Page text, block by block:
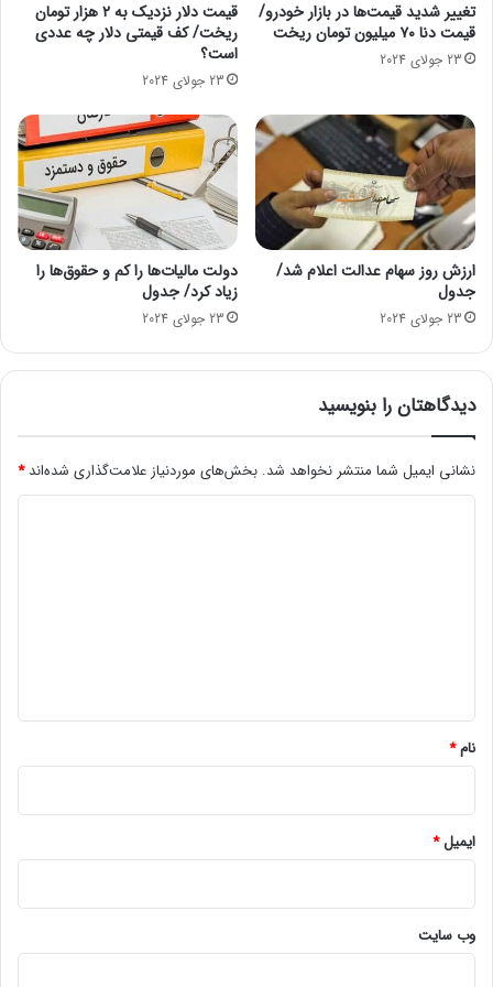
ا
م
ک
ل
ا
د
ی
س
ت
؟
تغییر شدید قیمت‌ها در بازار خودرو/
قیمت دنا ۷۰ میلیون تومان ریخت
23 جولای 2024
قیمت دلار نزدیک به ۲ هزار تومان
ریخت/ کف قیمتی دلار چه عددی
است؟
23 جولای 2024
ارزش روز سهام عدالت اعلام شد/
جدول
23 جولای 2024
دولت مالیات‌ها را کم و حقوق‌ها را
زیاد کرد/ جدول
23 جولای 2024
دیدگاهتان را بنویسید
نشانی ایمیل شما منتشر نخواهد شد. بخش‌های موردنیاز علامت‌گذاری شده‌اند*
نام*
ایمیل*
وب‌ سایت